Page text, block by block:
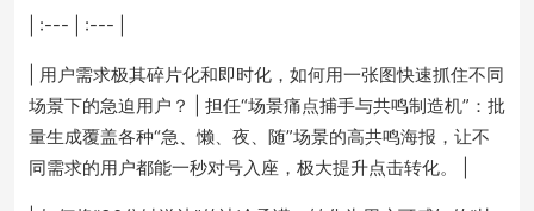
| :--- | :--- |
| 用户需求极其碎片化和即时化，如何用一张图快速抓住不同
场景下的急迫用户？ | 担任“场景痛点捕手与共鸣制造机”：批
量生成覆盖各种“急、懒、夜、随”场景的高共鸣海报，让不
同需求的用户都能一秒对号入座，极大提升点击转化。 |